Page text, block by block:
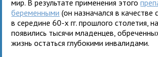
мир. В результате применения этого
беременными (он назначался в качестве
в середине 60-х гг. прошлого столетия,
появились тысячи младенцев,
жизнь остаться глубокими инвалидами.